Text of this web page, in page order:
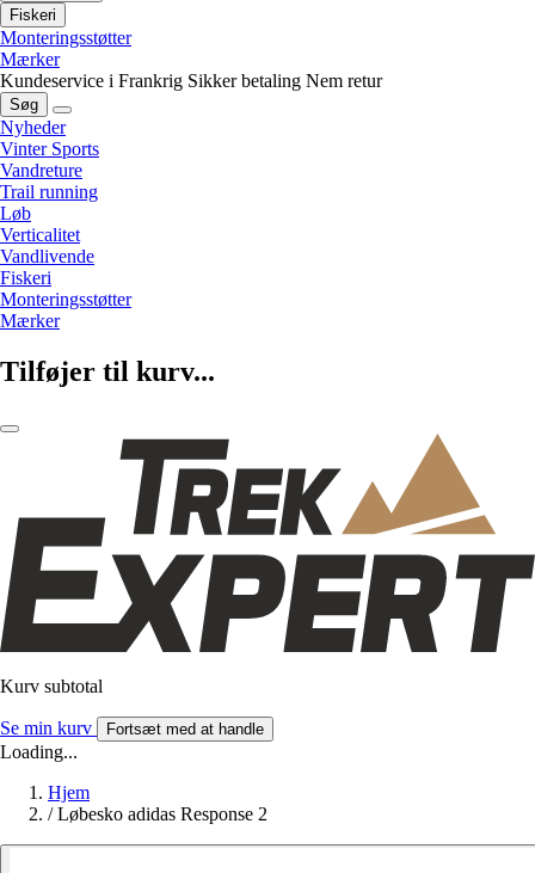
Fiskeri
Monteringsstøtter
Mærker
Kundeservice i Frankrig Sikker betaling Nem retur
Søg
Nyheder
Vinter Sports
Vandreture
Trail running
Løb
Verticalitet
Vandlivende
Fiskeri
Monteringsstøtter
Mærker
Tilføjer til kurv...
Kurv subtotal
Se min kurv Fortsæt med at handle
Loading...
Hjem
/ Løbesko adidas Response 2